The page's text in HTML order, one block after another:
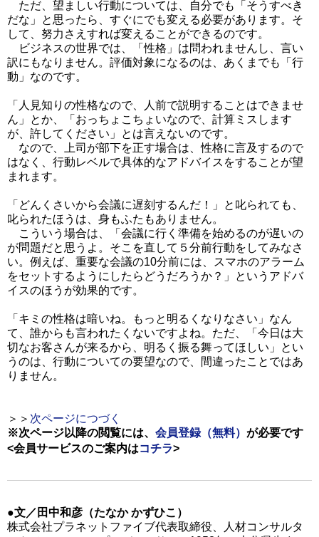
ただ、望ましい行動については、自分でも「そうすべき
だな」と思ったら、すぐにでも変える必要があります。そ
して、努力さえすれば変えることができるのです。
ビジネスの世界では、「性格」は問われませんし、言い
訳にもなりません。評価対象になるのは、あくまでも「行
動」なのです。
「人見知りの性格なので、人前で説明することはできませ
ん」とか、「おっちょこちょいなので、計算ミスします
が、許してください」とは言えないのです。
なので、上司が部下を正す場合は、性格に言及するので
はなく、行動レベルで具体的なアドバイスをすることが望
まれます。
「どんくさいから会議に遅刻するんだ！」と叱られても、
叱られたほうは、身もふたもありません。
こういう場合は、「会議に行く準備を始めるのが遅いの
が問題だと思うよ。そこを直して５分前行動をしてみなさ
い。例えば、重要な会議の10分前には、スマホのアラーム
をセットするようにしたらどうだろうか？」というアドバ
イスのほうが効果的です。
「キミの性格は暗いね。もっと明るくなりなさい」なん
て、誰からも言われたくないですよね。ただ、「今日は大
切なお客さんが来るから、明るく振る舞ってほしい」とい
うのは、行動についての要望なので、間違ったことではあ
りません。
＞＞ 次ページにつづく
※次ページ以降の閲覧には、 会員登録（無料） が必要です
<会員サービスのご案内はコチラ>
●文／田中和彦（たなか かずひこ）
株式会社プラネットファイブ代表取締役、人材コンサルタ